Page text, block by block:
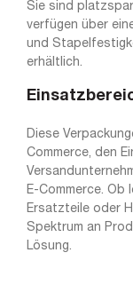
Sie sind
verfügen über
und
erhältlich.
Diese
Commerce, den
E-Commerce. Ob
Ersatzteile oder
Spektrum an
Lösung.